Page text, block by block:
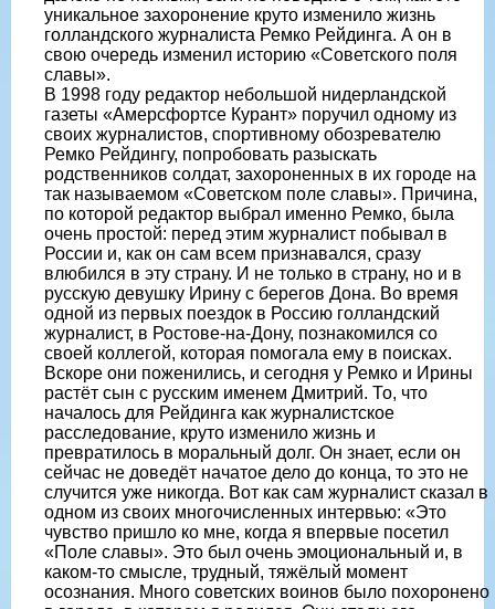
уникальное захоронение круто изменило жизнь
голландского журналиста Ремко Рейдинга. А он в
свою очередь изменил историю «Советского поля
славы».
В 1998 году редактор небольшой нидерландской
газеты «Амерсфортсе Курант» поручил одному из
своих журналистов, спортивному обозревателю
Ремко Рейдингу, попробовать разыскать
родственников солдат, захороненных в их городе на
так называемом «Советском поле славы». Причина,
по которой редактор выбрал именно Ремко, была
очень простой: перед этим журналист побывал в
России и, как он сам всем признавался, сразу
влюбился в эту страну. И не только в страну, но и в
русскую девушку Ирину с берегов Дона. Во время
одной из первых поездок в Россию голландский
журналист, в Ростове-на-Дону, познакомился со
своей коллегой, которая помогала ему в поисках.
Вскоре они поженились, и сегодня у Ремко и Ирины
растёт сын с русским именем Дмитрий. То, что
началось для Рейдинга как журналистское
расследование, круто изменило жизнь и
превратилось в моральный долг. Он знает, если он
сейчас не доведёт начатое дело до конца, то это не
случится уже никогда. Вот как сам журналист сказал в
одном из своих многочисленных интервью: «Это
чувство пришло ко мне, когда я впервые посетил
«Поле славы». Это был очень эмоциональный и, в
каком-то смысле, трудный, тяжёлый момент
осознания. Много советских воинов было похоронено